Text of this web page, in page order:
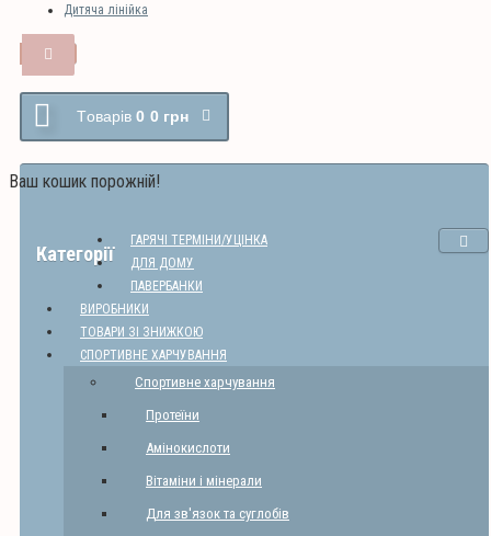
Дитяча лінійка
Tоварів 0 0 грн
Ваш кошик порожній!
Категорії
ГАРЯЧІ ТЕРМІНИ/УЦІНКА
ДЛЯ ДОМУ
ПАВЕРБАНКИ
ВИРОБНИКИ
ТОВАРИ ЗІ ЗНИЖКОЮ
СПОРТИВНЕ ХАРЧУВАННЯ
Спортивне харчування
Протеїни
Амінокислоти
Вітаміни і мінерали
Для зв'язок та суглобів